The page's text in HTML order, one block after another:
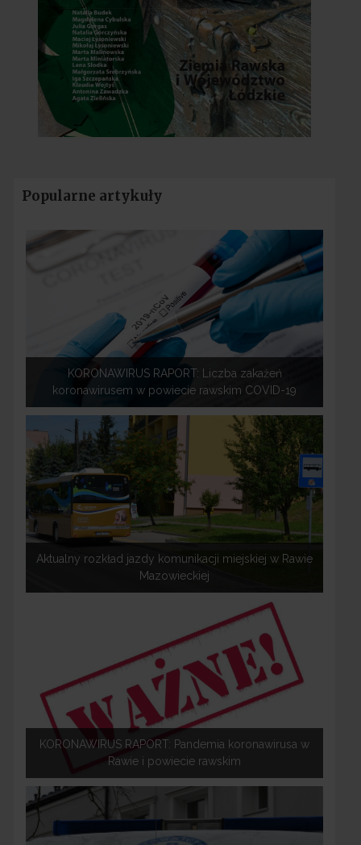
Popularne artykuły
KORONAWIRUS RAPORT: Liczba zakażeń
koronawirusem w powiecie rawskim COVID-19
Aktualny rozkład jazdy komunikacji miejskiej w Rawie
Mazowieckiej
KORONAWIRUS RAPORT: Pandemia koronawirusa w
Rawie i powiecie rawskim